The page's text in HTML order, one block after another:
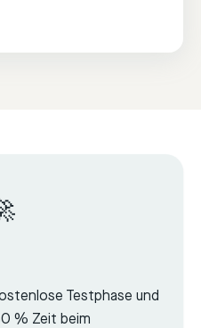
Testphase und
% Zeit beim